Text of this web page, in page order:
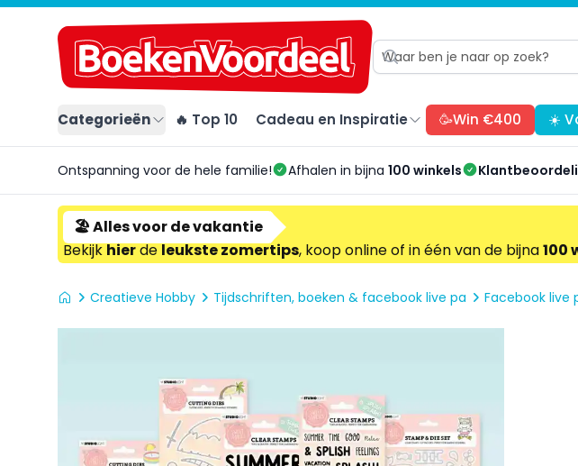
Categorieën 🔥 Top 10 Cadeau en Inspiratie 🥳Win €400 ☀️
Ontspanning voor de hele familie! Afhalen in bijna 100 winkels
🏖️ Alles voor de vakantie
Bekijkhierdeleukste zomertips, koop online of in één van de bijna100
Creatieve Hobby Tijdschriften, boeken & facebook live pa Facebook live